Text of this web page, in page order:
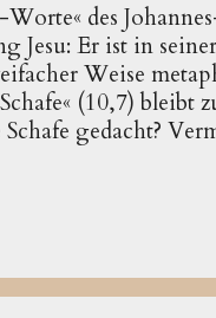
des
Er ist in
Weise
(10,7) bleibt
gedacht?
bestimmt,
legitimen